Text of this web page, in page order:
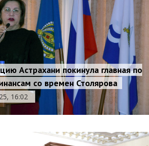
Астрахани покинула главная по
со времен Столярова
16:02